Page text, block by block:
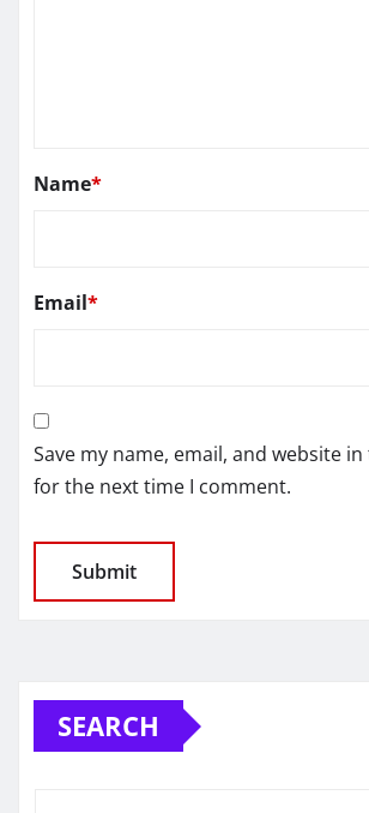
Name*
Email*
Save my name, email, and website
for the next time I comment.
SEARCH